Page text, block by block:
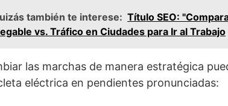
también te interese: Título SEO:
vs. Tráfico en Ciudades para Ir al Trabajo
las marchas de manera estratégica
eléctrica en pendientes pronunciadas: